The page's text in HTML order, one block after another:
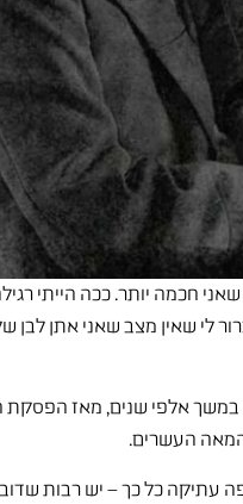
חכמה יותר. ככה הייתי
שאין מצב שאני אתן לבן
אלפי שנים, מאז הפסקת
המאה העשרים.
עתיקה כל כך – יש רבות